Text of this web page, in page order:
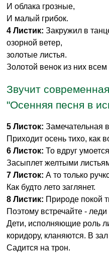
И облака грозные,
И малый грибок.
4 Листик: Закружил в
озорной ветер,
золотые листья.
Золотой венок из них всем
Звучит
"Осенняя песня в
5 Листок: Замечательная
Приходит осень тихо, как
6 Листок: То вдруг
Засыплет желтыми
7 Листок: А то только
Как будто лето заглянет.
8 Листик: Природе покой
Поэтому встречайте -
Дети, исполняющие роль
коридору, кланяются. В
Садится на трон.